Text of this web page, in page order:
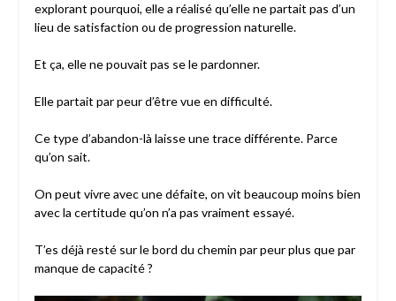
explorant pourquoi, elle a réalisé qu’elle ne partait pas d’un
lieu de satisfaction ou de progression naturelle.
Et ça, elle ne pouvait pas se le pardonner.
Elle partait par peur d’être vue en difficulté.
Ce type d’abandon-là laisse une trace différente. Parce
qu’on sait.
On peut vivre avec une défaite, on vit beaucoup moins bien
avec la certitude qu’on n’a pas vraiment essayé.
T’es déjà resté sur le bord du chemin par peur plus que par
manque de capacité ?